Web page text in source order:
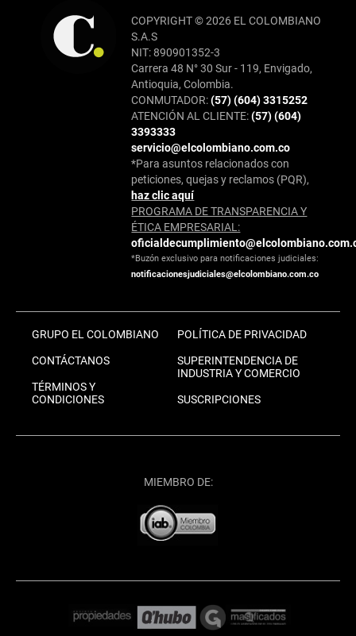
COPYRIGHT © 2026 EL COLOMBIANO
S.A.S
NIT: 890901352-3
Carrera 48 N° 30 Sur - 119, Envigado,
Antioquia, Colombia.
CONMUTADOR:(57) (604) 3315252
ATENCIÓN AL CLIENTE:(57) (604)
3393333
servicio@elcolombiano.com.co
*Para asuntos relacionados con
peticiones, quejas y reclamos (PQR),
haz clic aquí
PROGRAMA DE TRANSPARENCIA Y
ÉTICA EMPRESARIAL:
*Buzón exclusivo para notificaciones judiciales:
notificacionesjudiciales@elcolombiano.com.co
GRUPO EL COLOMBIANO
CONTÁCTANOS
TÉRMINOS Y
CONDICIONES
POLÍTICA DE PRIVACIDAD
SUPERINTENDENCIA DE
INDUSTRIA Y COMERCIO
SUSCRIPCIONES
MIEMBRO DE: